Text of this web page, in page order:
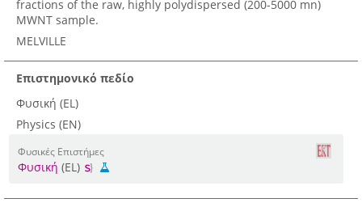
fractions of the raw, highly polydispersed (200-5000 mn)
MWNT sample.
MELVILLE
Επιστημονικό πεδίο
Φυσική (EL)
Physics (EN)
Φυσικές Επιστήμες
Φυσική (EL)